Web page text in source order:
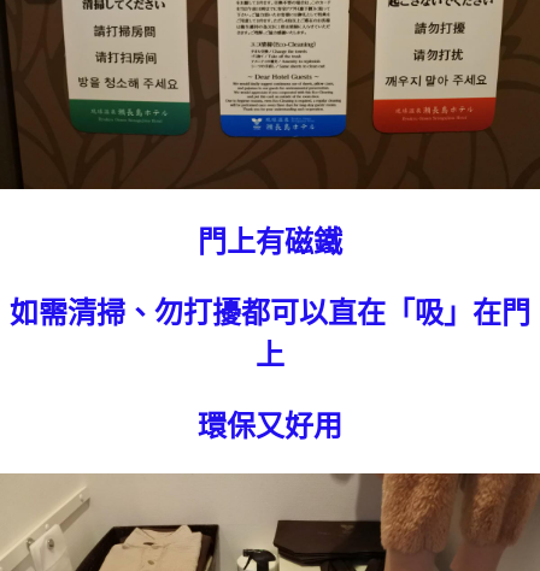
門上有磁鐵
如需清掃、勿打擾都可以直在「吸」在門
上
環保又好用